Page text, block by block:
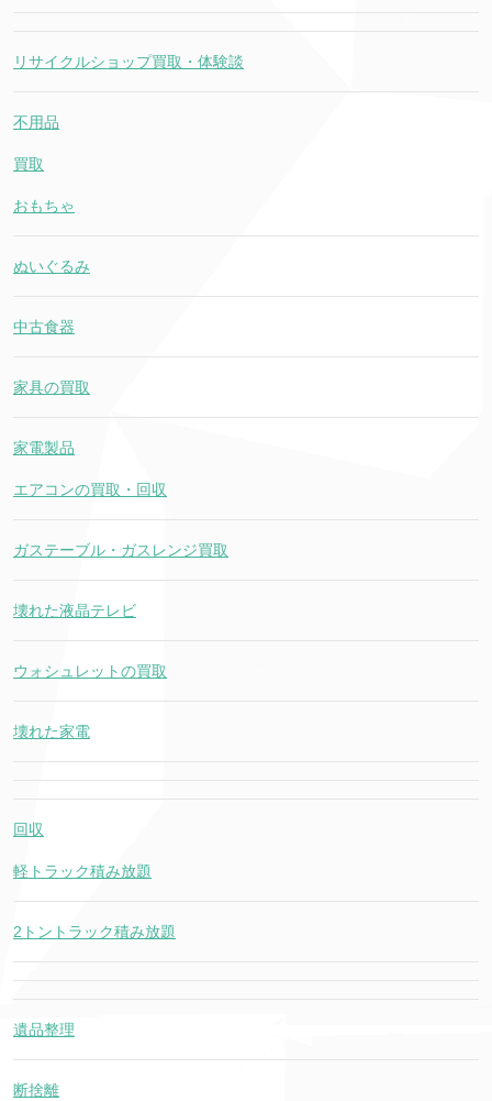
リサイクルショップ買取・体験談
不用品
買取
おもちゃ
ぬいぐるみ
中古食器
家具の買取
家電製品
エアコンの買取・回収
ガステーブル・ガスレンジ買取
壊れた液晶テレビ
ウォシュレットの買取
壊れた家電
回収
軽トラック積み放題
2トントラック積み放題
遺品整理
断捨離